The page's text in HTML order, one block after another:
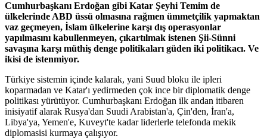
Cumhurbaşkanı Erdoğan gibi Katar Şeyhi Temim de
ülkelerinde ABD üssü olmasına rağmen ümmetçilik yapmaktan
vaz geçmeyen, İslam ülkelerine karşı dış operasyonlar
yapılmasını kabullenmeyen, çıkartılmak istenen Şii-Sünni
savaşına karşı müthiş denge politikaları güden iki politikacı. Ve
ikisi de istenmiyor.
Türkiye sistemin içinde kalarak, yani Suud bloku ile ipleri
koparmadan ve Katar'ı yedirmeden çok ince bir diplomatik denge
politikası yürütüyor. Cumhurbaşkanı Erdoğan ilk andan itibaren
inisiyatif alarak Rusya'dan Suudi Arabistan'a, Çin'den, İran'a,
Libya'ya, Yemen'e, Kuveyt'te kadar liderlerle telefonda mekik
diplomasisi kurmaya çalışıyor.